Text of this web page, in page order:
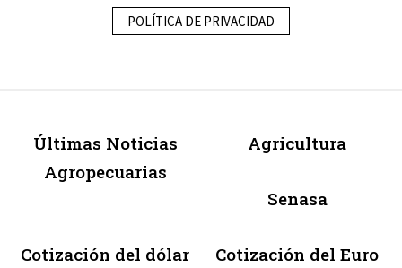
POLÍTICA DE PRIVACIDAD
Últimas Noticias
Agropecuarias
Agricultura
Senasa
Cotización del dólar Cotización del Euro